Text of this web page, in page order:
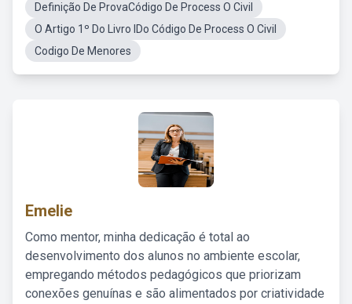
Definição De ProvaCódigo De Process O Civil
O Artigo 1º Do Livro IDo Código De Process O Civil
Codigo De Menores
Emelie
Como mentor, minha dedicação é total ao
desenvolvimento dos alunos no ambiente escolar,
empregando métodos pedagógicos que priorizam
conexões genuínas e são alimentados por criatividade